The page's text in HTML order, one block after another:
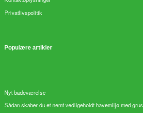
Privatlivspolitik
Populære artikler
Nyt badeværelse
Sådan skaber du et nemt vedligeholdt havemiljø med grus